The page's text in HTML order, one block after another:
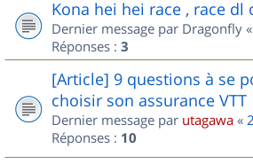
Kona hei hei race , race dl
Dernier message par Dragonfly «
Réponses : 3
[Article] 9 questions à se
choisir son assurance VTT
Dernier message par utagawa «
Réponses : 10